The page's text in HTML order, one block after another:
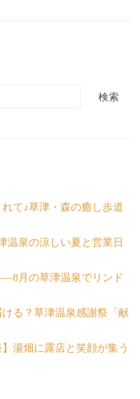
検索
て♪草津・森の癒し歩道
温泉の涼しい夏と営業日
月の草津温泉でリンド
る？草津温泉感謝祭「献
】湯畑に露店と笑顔が集う